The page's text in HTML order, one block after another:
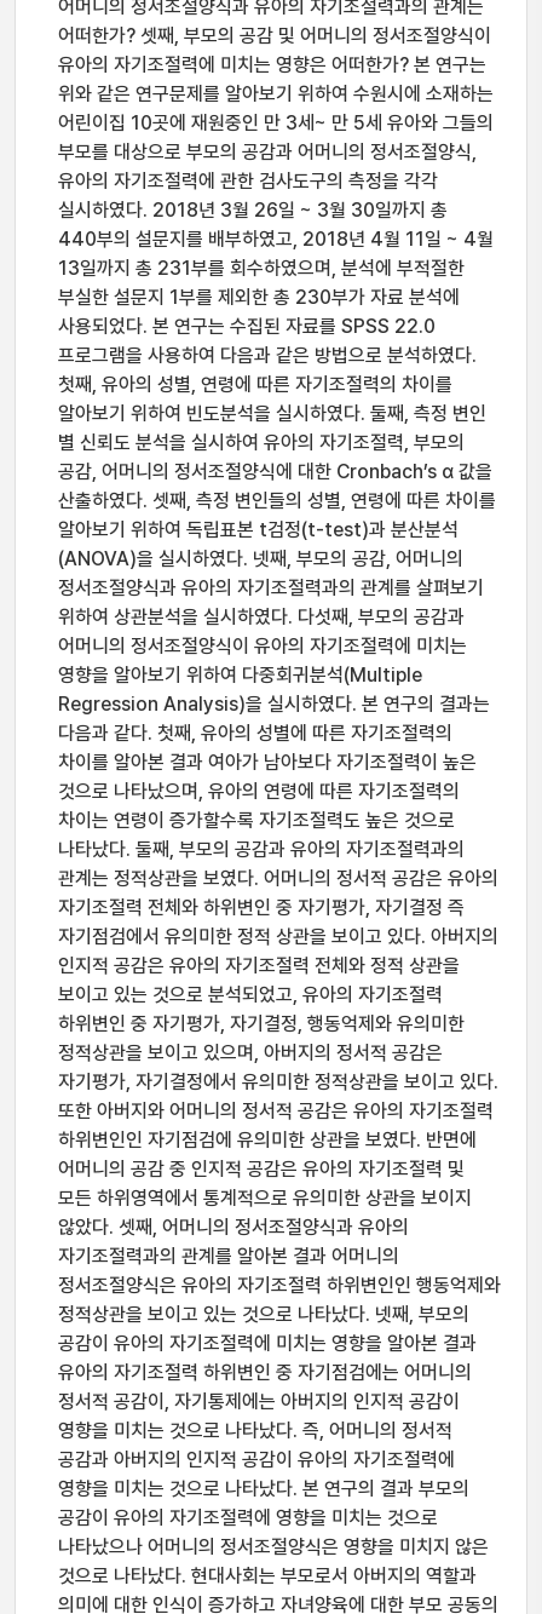
어머니의 정서조절양식과 유아의 자기조절력과의 관계는
어떠한가? 셋째, 부모의 공감 및 어머니의 정서조절양식이
유아의 자기조절력에 미치는 영향은 어떠한가? 본 연구는
위와 같은 연구문제를 알아보기 위하여 수원시에 소재하는
어린이집 10곳에 재원중인 만 3세~ 만 5세 유아와 그들의
부모를 대상으로 부모의 공감과 어머니의 정서조절양식,
유아의 자기조절력에 관한 검사도구의 측정을 각각
실시하였다. 2018년 3월 26일 ~ 3월 30일까지 총
440부의 설문지를 배부하였고, 2018년 4월 11일 ~ 4월
13일까지 총 231부를 회수하였으며, 분석에 부적절한
부실한 설문지 1부를 제외한 총 230부가 자료 분석에
사용되었다. 본 연구는 수집된 자료를 SPSS 22.0
프로그램을 사용하여 다음과 같은 방법으로 분석하였다.
첫째, 유아의 성별, 연령에 따른 자기조절력의 차이를
알아보기 위하여 빈도분석을 실시하였다. 둘째, 측정 변인
별 신뢰도 분석을 실시하여 유아의 자기조절력, 부모의
공감, 어머니의 정서조절양식에 대한 Cronbach’s α 값을
산출하였다. 셋째, 측정 변인들의 성별, 연령에 따른 차이를
알아보기 위하여 독립표본 t검정(t-test)과 분산분석
(ANOVA)을 실시하였다. 넷째, 부모의 공감, 어머니의
정서조절양식과 유아의 자기조절력과의 관계를 살펴보기
위하여 상관분석을 실시하였다. 다섯째, 부모의 공감과
어머니의 정서조절양식이 유아의 자기조절력에 미치는
영향을 알아보기 위하여 다중회귀분석(Multiple
Regression Analysis)을 실시하였다. 본 연구의 결과는
다음과 같다. 첫째, 유아의 성별에 따른 자기조절력의
차이를 알아본 결과 여아가 남아보다 자기조절력이 높은
것으로 나타났으며, 유아의 연령에 따른 자기조절력의
차이는 연령이 증가할수록 자기조절력도 높은 것으로
나타났다. 둘째, 부모의 공감과 유아의 자기조절력과의
관계는 정적상관을 보였다. 어머니의 정서적 공감은 유아의
자기조절력 전체와 하위변인 중 자기평가, 자기결정 즉
자기점검에서 유의미한 정적 상관을 보이고 있다. 아버지의
인지적 공감은 유아의 자기조절력 전체와 정적 상관을
보이고 있는 것으로 분석되었고, 유아의 자기조절력
하위변인 중 자기평가, 자기결정, 행동억제와 유의미한
정적상관을 보이고 있으며, 아버지의 정서적 공감은
자기평가, 자기결정에서 유의미한 정적상관을 보이고 있다.
또한 아버지와 어머니의 정서적 공감은 유아의 자기조절력
하위변인인 자기점검에 유의미한 상관을 보였다. 반면에
어머니의 공감 중 인지적 공감은 유아의 자기조절력 및
모든 하위영역에서 통계적으로 유의미한 상관을 보이지
않았다. 셋째, 어머니의 정서조절양식과 유아의
자기조절력과의 관계를 알아본 결과 어머니의
정서조절양식은 유아의 자기조절력 하위변인인 행동억제와
정적상관을 보이고 있는 것으로 나타났다. 넷째, 부모의
공감이 유아의 자기조절력에 미치는 영향을 알아본 결과
유아의 자기조절력 하위변인 중 자기점검에는 어머니의
정서적 공감이, 자기통제에는 아버지의 인지적 공감이
영향을 미치는 것으로 나타났다. 즉, 어머니의 정서적
공감과 아버지의 인지적 공감이 유아의 자기조절력에
영향을 미치는 것으로 나타났다. 본 연구의 결과 부모의
공감이 유아의 자기조절력에 영향을 미치는 것으로
나타났으나 어머니의 정서조절양식은 영향을 미치지 않은
것으로 나타났다. 현대사회는 부모로서 아버지의 역할과
의미에 대한 인식이 증가하고 자녀양육에 대한 부모 공동의